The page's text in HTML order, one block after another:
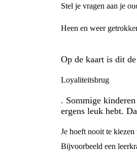
Stel je vragen aan je
Heen en weer
Op de kaart is dit de
Loyaliteitsbrug
. Sommige
ergens leuk hebt.
Je hoeft nooit te
Bijvoorbeeld een